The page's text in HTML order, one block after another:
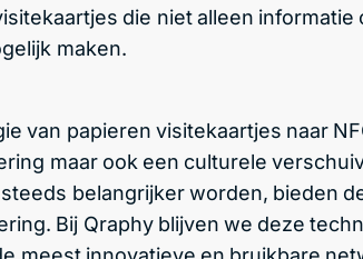
die niet alleen informatie
maken.
van papieren visitekaartjes naar
maar ook een culturele
belangrijker worden, bieden
Bij Qraphy blijven we deze